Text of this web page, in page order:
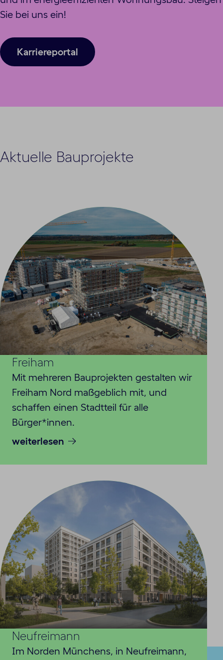
Sie bei uns ein!
Karriereportal
Aktuelle Bauprojekte
Freiham
Mit mehreren Bauprojekten gestalten wir
Freiham Nord maßgeblich mit, und
schaffen einen Stadtteil für alle
Bürger*innen.
weiterlesen
Neufreimann
Im Norden Münchens, in Neufreimann,